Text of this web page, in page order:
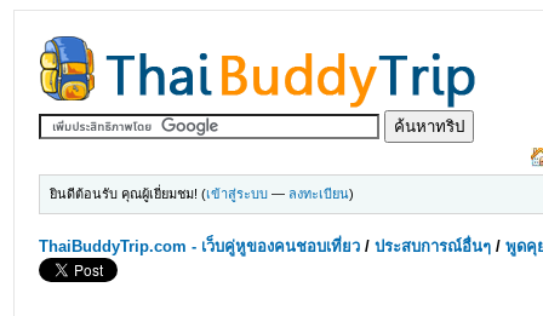
ยินดีต้อนรับ คุณผู้เยี่ยมชม! (เข้าสู่ระบบ — ลงทะเบียน)
ThaiBuddyTrip.com - เว็บคู่หูของคนชอบเที่ยว /ประสบการณ์อื่นๆ /พูดคุ